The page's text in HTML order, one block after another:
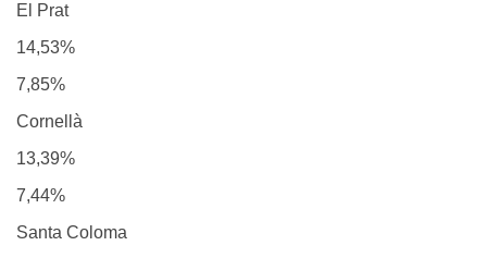
El Prat
14,53%
7,85%
Cornellà
13,39%
7,44%
Santa Coloma